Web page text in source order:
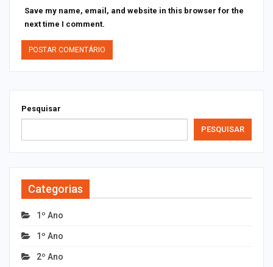
Save my name, email, and website in this browser for the
next time I comment.
Pesquisar
PESQUISAR
Categorias
1º Ano
1º Ano
2º Ano